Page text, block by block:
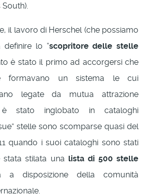
il lavoro di Herschel (che possiamo
definire lo “scopritore delle stelle
è stato il primo ad accorgersi che
formavano un sistema le cui
legate da mutua attrazione
è stato inglobato in cataloghi
stelle sono scomparse quasi del
quando i suoi cataloghi sono stati
stata stilata una lista di 500 stelle
a disposizione della comunità